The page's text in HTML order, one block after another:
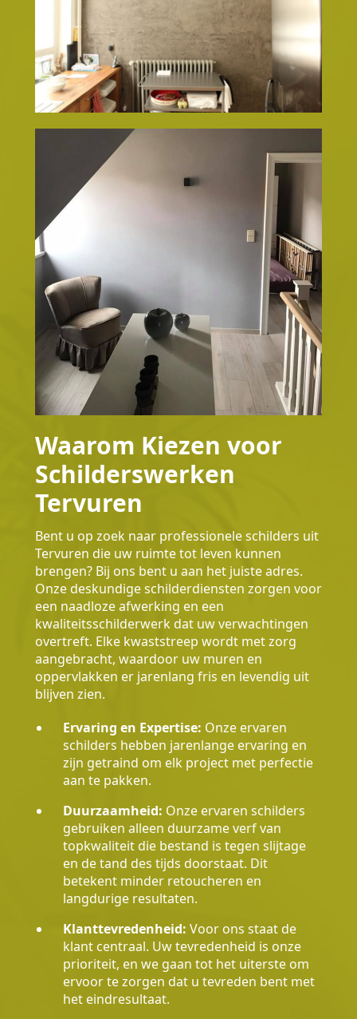
Waarom Kiezen voor
Schilderswerken
Tervuren
Bent u op zoek naar professionele schilders uit
Tervuren die uw ruimte tot leven kunnen
brengen? Bij ons bent u aan het juiste adres.
Onze deskundige schilderdiensten zorgen voor
een naadloze afwerking en een
kwaliteitsschilderwerk dat uw verwachtingen
overtreft. Elke kwaststreep wordt met zorg
aangebracht, waardoor uw muren en
oppervlakken er jarenlang fris en levendig uit
blijven zien.
Ervaring en Expertise: Onze ervaren
schilders hebben jarenlange ervaring en
zijn getraind om elk project met perfectie
aan te pakken.
Duurzaamheid: Onze ervaren schilders
gebruiken alleen duurzame verf van
topkwaliteit die bestand is tegen slijtage
en de tand des tijds doorstaat. Dit
betekent minder retoucheren en
langdurige resultaten.
Klanttevredenheid: Voor ons staat de
klant centraal. Uw tevredenheid is onze
prioriteit, en we gaan tot het uiterste om
ervoor te zorgen dat u tevreden bent met
het eindresultaat.